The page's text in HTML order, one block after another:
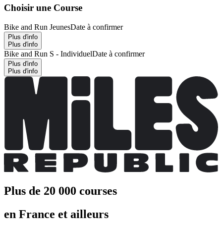
Choisir une Course
Bike and Run JeunesDate à confirmer
Plus d'info
Plus d'info
Bike and Run S - IndividuelDate à confirmer
Plus d'info
Plus d'info
Plus de 20 000 courses
en France et ailleurs